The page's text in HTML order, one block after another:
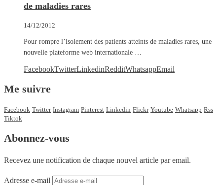
de maladies rares
14/12/2012
Pour rompre l’isolement des patients atteints de maladies rares, une
nouvelle plateforme web internationale …
FacebookTwitterLinkedinRedditWhatsappEmail
Me suivre
Facebook Twitter Instagram Pinterest Linkedin Flickr Youtube Whatsapp Rss
Tiktok
Abonnez-vous
Recevez une notification de chaque nouvel article par email.
Adresse e-mail